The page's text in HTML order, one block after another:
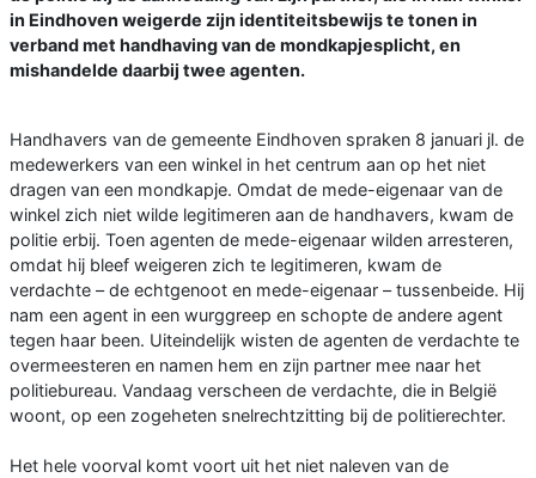
in Eindhoven weigerde zijn identiteitsbewijs te tonen in
verband met handhaving van de mondkapjesplicht, en
mishandelde daarbij twee agenten.
Handhavers van de gemeente Eindhoven spraken 8 januari jl. de
medewerkers van een winkel in het centrum aan op het niet
dragen van een mondkapje. Omdat de mede-eigenaar van de
winkel zich niet wilde legitimeren aan de handhavers, kwam de
politie erbij. Toen agenten de mede-eigenaar wilden arresteren,
omdat hij bleef weigeren zich te legitimeren, kwam de
verdachte – de echtgenoot en mede-eigenaar – tussenbeide. Hij
nam een agent in een wurggreep en schopte de andere agent
tegen haar been. Uiteindelijk wisten de agenten de verdachte te
overmeesteren en namen hem en zijn partner mee naar het
politiebureau. Vandaag verscheen de verdachte, die in België
woont, op een zogeheten snelrechtzitting bij de politierechter.
Het hele voorval komt voort uit het niet naleven van de